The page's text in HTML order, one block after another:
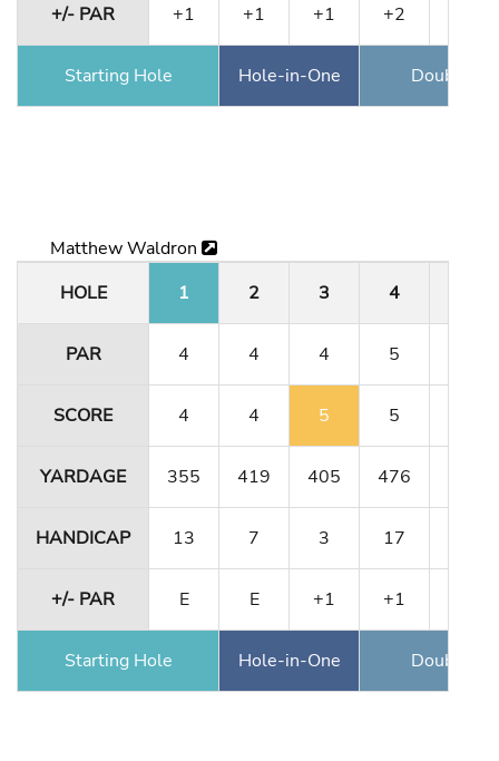
+/- PAR +1 +1 +1 +2
Starting Hole Hole-in-One Double
Matthew Waldron
HOLE
1 2 3 4
PAR 4 4 4 5
SCORE 4 4 5 5
YARDAGE 355 419 405 476
HANDICAP 13 7 3 17
+/- PAR E E +1 +1
Starting Hole Hole-in-One Double